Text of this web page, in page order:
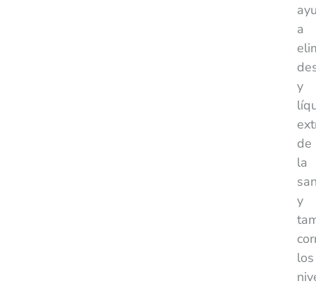
a
y
de
la
y
los